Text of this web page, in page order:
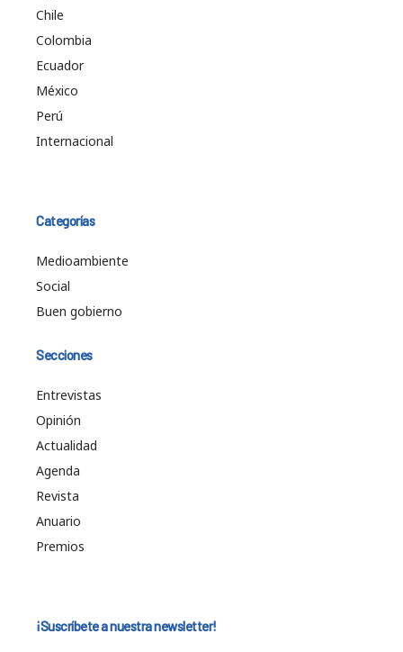
Chile
Colombia
Ecuador
México
Perú
Internacional
Categorías
Medioambiente
Social
Buen gobierno
Secciones
Entrevistas
Opinión
Actualidad
Agenda
Revista
Anuario
Premios
¡Suscríbete a nuestra newsletter!